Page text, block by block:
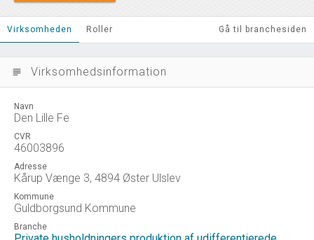
Virksomheden Roller Gå til branchesiden
subject Virksomhedsinformation
Navn
Den Lille Fe
CVR
46003896
Adresse
Kårup Vænge 3, 4894 Øster Ulslev
Kommune
Guldborgsund Kommune
Branche